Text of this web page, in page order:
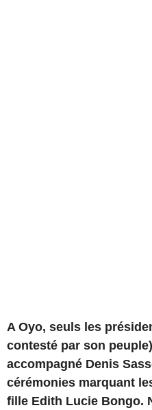
A Oyo, seuls les
contesté par son
accompagné Denis
cérémonies marquant
fille Edith Lucie Bongo.